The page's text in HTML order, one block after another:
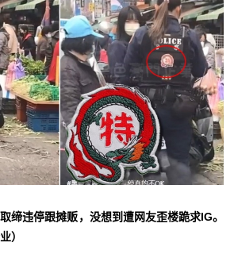
缔违停跟摊贩，没想到遭网友歪楼跪求IG。
）